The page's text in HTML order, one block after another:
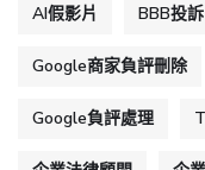
AI假影片 BBB投訴
Google商家負評刪除
Google負評處理